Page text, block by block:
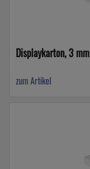
Displaykarton, 3 mm
zum Artikel